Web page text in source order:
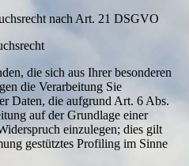
nach Art. 21 DSGVO
die sich aus Ihrer besonderen
die Verarbeitung Sie
Daten, die aufgrund Art. 6 Abs.
auf der Grundlage einer
einzulegen; dies gilt
gestütztes Profiling im Sinne